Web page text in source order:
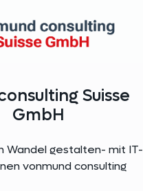
Suisse
GmbH
Wandel gestalten- mit IT-
vonmund consulting